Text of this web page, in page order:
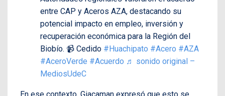
entre CAP y Aceros AZA, destacando su
potencial impacto en empleo, inversión y
recuperación económica para la Región del
Biobío. 📹 Cedido #Huachipato #Acero #AZA
#AceroVerde #Acuerdo ♬ sonido original –
MediosUdeC